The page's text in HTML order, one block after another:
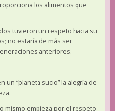
los alimentos que
tuvieron un respeto hacia su
no estaría de más ser
anteriores.
un “planeta sucio” la alegría de
mismo empieza por el respeto